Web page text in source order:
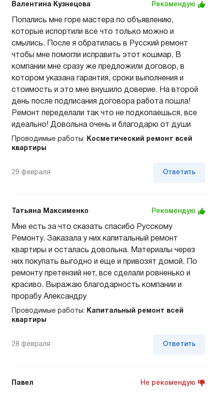
Валентина Кузнецова Рекомендую
Попались мне горе мастера по объявлению,
которые испортили все что только можно и
смылись. После я обратилась в Русский ремонт
чтобы мне помогли исправить этот кошмар. В
компании мне сразу же предложили договор, в
котором указана гарантия, сроки выполнения и
стоимость и это мне внушило доверие. На второй
день после подписания договора работа пошла!
Ремонт переделали так что не подкопаешься, все
идеально! Довольна очень и благодарю от души
Проводимые работы:
Косметический ремонт всей
квартиры
29 февраля Ответить
Татьяна Максименко Рекомендую
Мне есть за что сказать спасибо Русскому
Ремонту. Заказала у них капитальный ремонт
квартиры и осталась довольна. Материалы через
них покупать выгодно и еще и привозят домой. По
ремонту претензий нет, все сделали ровненько и
красиво. Выражаю благодарность компании и
прорабу Александру
Проводимые работы:
Капитальный ремонт всей
квартиры
28 февраля Ответить
Павел Не рекомендую